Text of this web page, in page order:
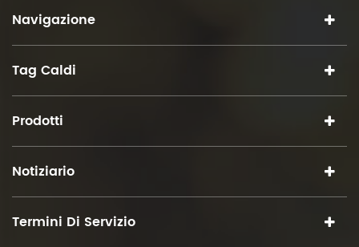
Navigazione
Tag Caldi
Prodotti
Notiziario
Termini Di Servizio